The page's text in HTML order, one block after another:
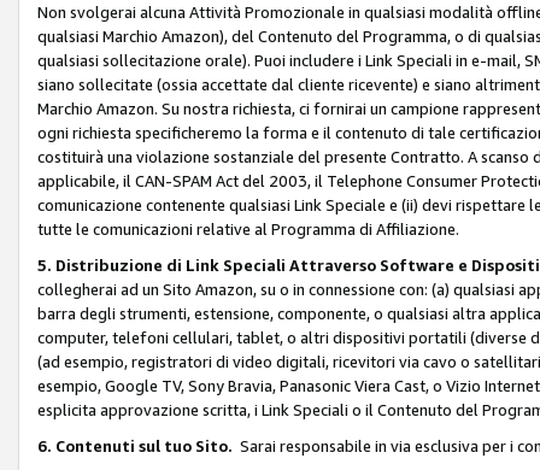
Non svolgerai alcuna Attività Promozionale in qualsiasi modalità
qualsiasi Marchio Amazon), del Contenuto del Programma, o di
qualsiasi sollecitazione orale). Puoi includere i Link Speciali in e-mail,
siano sollecitate (ossia accettate dal cliente ricevente) e siano
Marchio Amazon. Su nostra richiesta, ci fornirai un campione
ogni richiesta specificheremo la forma e il contenuto di tale
costituirà una violazione sostanziale del presente Contratto. A
applicabile, il CAN-SPAM Act del 2003, il Telephone Consumer
comunicazione contenente qualsiasi Link Speciale e (ii) devi
tutte le comunicazioni relative al Programma di Affiliazione.
5. Distribuzione di Link Speciali Attraverso Software e
collegherai ad un Sito Amazon, su o in connessione con: (a)
barra degli strumenti, estensione, componente, o qualsiasi altra
computer, telefoni cellulari, tablet, o altri dispositivi portatili (diverse
(ad esempio, registratori di video digitali, ricevitori via cavo o
esempio, Google TV, Sony Bravia, Panasonic Viera Cast, o Vizio
esplicita approvazione scritta, i Link Speciali o il Contenuto del
6. Contenuti sul tuo Sito. Sarai responsabile in via esclusiva per i